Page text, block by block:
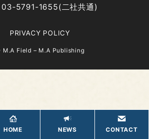
5791-1655(二社共通)
PRIVACY POLICY
M.A Field – M.A Publishing
HOME NEWS CONTACT